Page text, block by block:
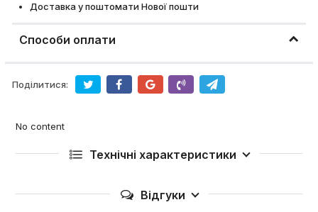
Доставка у поштомати Нової пошти
Способи оплати
Поділитися:
No content
Технічні характеристики
Відгуки